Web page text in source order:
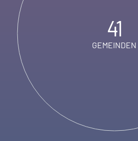
41
GEMEINDEN